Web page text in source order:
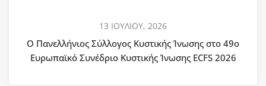
13 ΙΟΥΛΙΟΥ, 2026
Ο Πανελλήνιος Σύλλογος Κυστικής Ίνωσης στο 49ο
Ευρωπαϊκό Συνέδριο Κυστικής Ίνωσης ECFS 2026